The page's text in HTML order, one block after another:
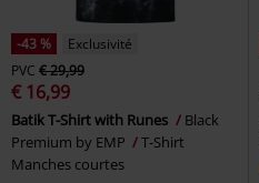
-43 %
Exclusivité
PVC € 29,99
€ 16,99
Batik T-Shirt with Runes
Black
Premium by EMP
T-Shirt
Manches courtes